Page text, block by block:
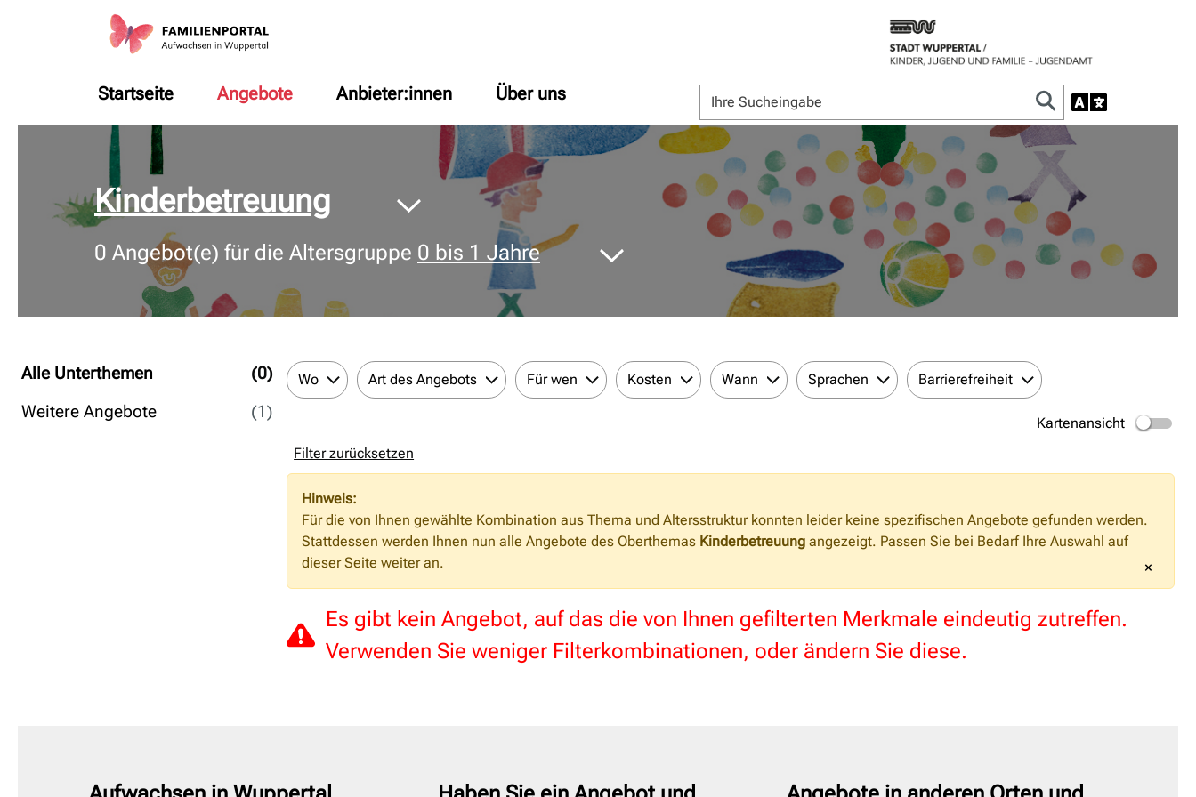
Startseite Angebote Anbieter:innen Über uns
© Bildnachweis
Kinderbetreuung
0 Angebot(e) für die Altersgruppe 0 bis 1 Jahre
Alle Unterthemen
(0)
Weitere Angebote
(1)
Wo Art des Angebots Für wen Kosten Wann Sprachen Barrierefreiheit
Kartenansicht
Filter zurücksetzen
Hinweis:
Für die von Ihnen gewählte Kombination aus Thema und Altersstruktur konnten leider keine spezifischen Angebote gefunden werden.
Stattdessen werden Ihnen nun alle Angebote des Oberthemas Kinderbetreuung angezeigt. Passen Sie bei Bedarf Ihre Auswahl auf
dieser Seite weiter an.
×
Es gibt kein Angebot, auf das die von Ihnen gefilterten Merkmale eindeutig zutreffen.
Verwenden Sie weniger Filterkombinationen, oder ändern Sie diese.